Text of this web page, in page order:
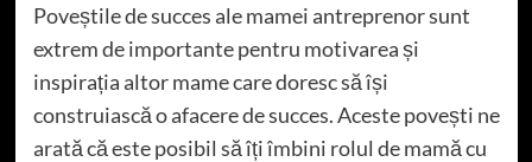
Poveștile de succes ale mamei antreprenor sunt
extrem de importante pentru motivarea și
inspirația altor mame care doresc să își
construiască o afacere de succes. Aceste povești ne
arată că este posibil să îți îmbini rolul de mamă cu